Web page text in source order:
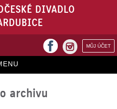
DIVADLO
MŮJ ÚČET
facebook
archivu